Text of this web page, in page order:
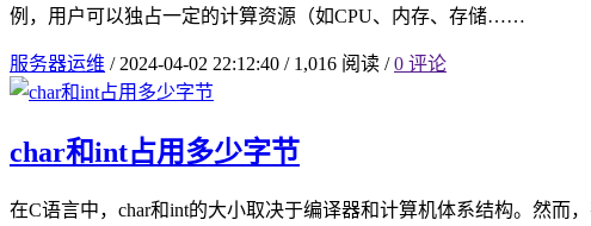
例，用户可以独占一定的计算资源（如CPU、内存、存储……
服务器运维 /2024-04-02 22:12:40 /1,016 阅读 / 0 评论
char和int占用多少字节
在C语言中，char和int的大小取决于编译器和计算机体系结构。然而